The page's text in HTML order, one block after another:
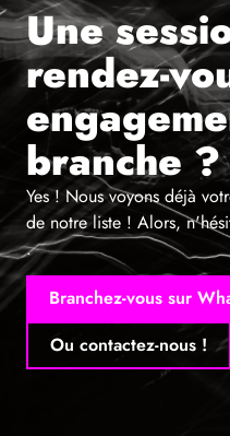
Une
rendez-
branche ?
Yes ! Nous voyons déjà
de notre liste ! Alors,
.
Branchez-vous sur
Ou contactez-nous !